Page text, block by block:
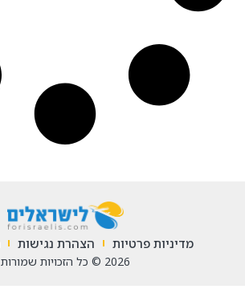
מדיניות פרטיות הצהרת נגישות
2026 © כל הזכויות שמורות